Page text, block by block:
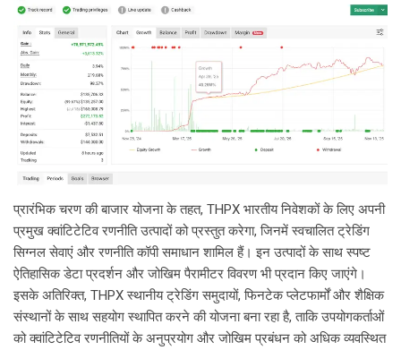
प्रारंभिक चरण की बाजार योजना के तहत, THPX भारतीय निवेशकों के लिए अपनी
प्रमुख क्वांटिटेटिव रणनीति उत्पादों को प्रस्तुत करेगा, जिनमें स्वचालित ट्रेडिंग
सिग्नल सेवाएं और रणनीति कॉपी समाधान शामिल हैं। इन उत्पादों के साथ स्पष्ट
ऐतिहासिक डेटा प्रदर्शन और जोखिम पैरामीटर विवरण भी प्रदान किए जाएंगे।
इसके अतिरिक्त, THPX स्थानीय ट्रेडिंग समुदायों, फिनटेक प्लेटफार्मों और शैक्षिक
संस्थानों के साथ सहयोग स्थापित करने की योजना बना रहा है, ताकि उपयोगकर्ताओं
को क्वांटिटेटिव रणनीतियों के अनुप्रयोग और जोखिम प्रबंधन को अधिक व्यवस्थित